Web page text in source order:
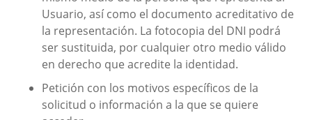
Usuario, así como el documento acreditativo de
la representación. La fotocopia del DNI podrá
ser sustituida, por cualquier otro medio válido
en derecho que acredite la identidad.
Petición con los motivos específicos de la
solicitud o información a la que se quiere